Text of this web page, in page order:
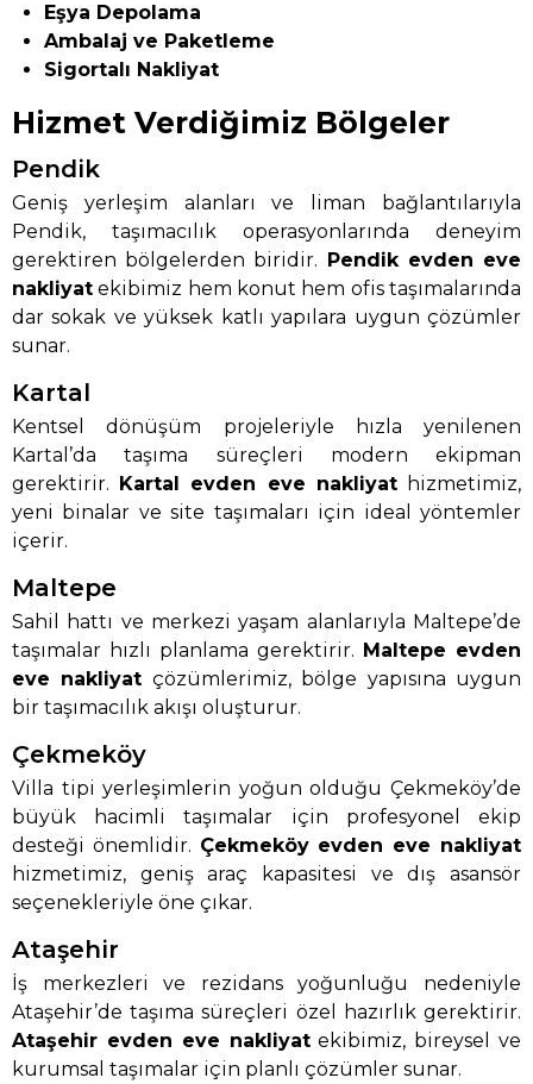
Eşya Depolama
Ambalaj ve Paketleme
Sigortalı Nakliyat
Hizmet Verdiğimiz Bölgeler
Pendik
Geniş yerleşim alanları ve liman bağlantılarıyla
Pendik, taşımacılık operasyonlarında deneyim
gerektiren bölgelerden biridir.
Pendik evden eve
nakliyat ekibimiz hem konut hem ofis taşımalarında
dar sokak ve yüksek katlı yapılara uygun çözümler
sunar.
Kartal
Kentsel dönüşüm projeleriyle hızla yenilenen
Kartal’da taşıma süreçleri modern ekipman
gerektirir.
Kartal evden eve nakliyathizmetimiz,
yeni binalar ve site taşımaları için ideal yöntemler
içerir.
Maltepe
Sahil hattı ve merkezi yaşam alanlarıyla Maltepe’de
taşımalar hızlı planlama gerektirir. Maltepe evden
eve nakliyat çözümlerimiz, bölge yapısına uygun
bir taşımacılık akışı oluşturur.
Çekmeköy
Villa tipi yerleşimlerin yoğun olduğu Çekmeköy’de
büyük hacimli taşımalar için profesyonel ekip
desteği önemlidir. Çekmeköy evden eve nakliyat
hizmetimiz, geniş araç kapasitesi ve dış asansör
seçenekleriyle öne çıkar.
Ataşehir
İş merkezleri ve rezidans yoğunluğu nedeniyle
Ataşehir’de taşıma süreçleri özel hazırlık gerektirir.
Ataşehir evden eve nakliyatekibimiz, bireysel ve
kurumsal taşımalar için planlı çözümler sunar.